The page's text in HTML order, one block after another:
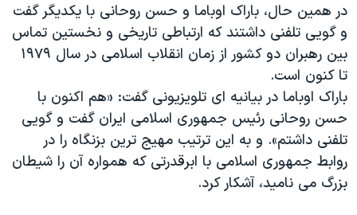
در همین حال، باراک اوباما و حسن روحانی با یکدیگر گفت
و گویی تلفنی داشتند که ارتباطی تاریخی و نخستین تماس
بین رهبران دو کشور از زمان انقلاب اسلامی در سال ۱۹۷۹
تا کنون است.
باراک اوباما در بیانیه ای تلویزیونی گفت: «هم اکنون با
حسن روحانی رئیس جمهوری اسلامی ایران گفت و گویی
تلفنی داشتم». و به این ترتیب مهیج ترین بزنگاه را در
روابط جمهوری اسلامی با ابرقدرتی که همواره آن را شیطان
بزرگ می نامید، آشکار کرد.